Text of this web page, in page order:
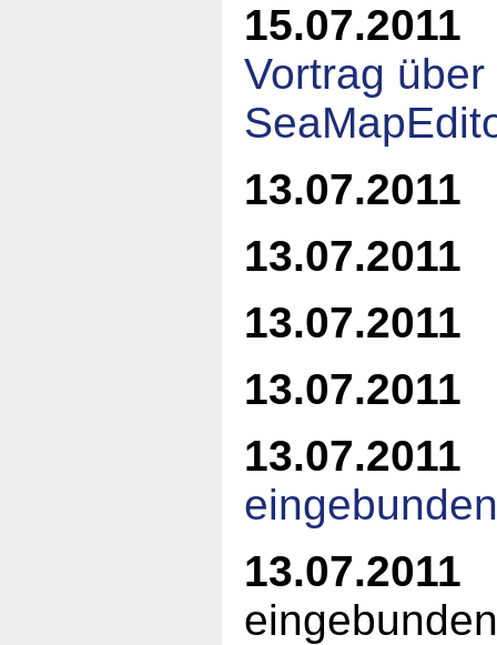
15.07.2011
Vortrag
13.07.2011
13.07.2011
13.07.2011
13.07.2011
13.07.2011
eingebunden
13.07.2011
eingebunden